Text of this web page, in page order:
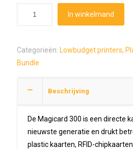
In winkelmand
Categorieën: Lowbudget printers,
Bundle
Beschrijving
De Magicard 300 is een directe
nieuwste generatie en drukt
plastic kaarten, RFID-